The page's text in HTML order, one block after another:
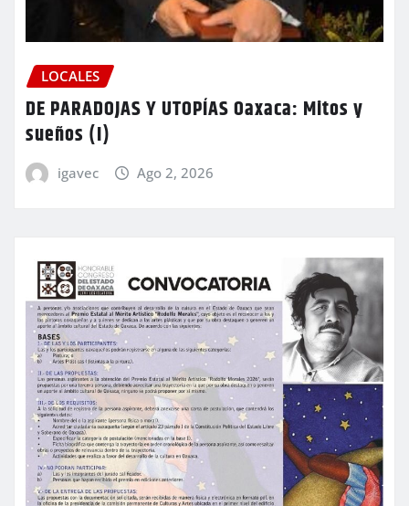
LOCALES
DE PARADOJAS Y UTOPÍAS Oaxaca: Mitos y
sueños (I)
igavec Ago 2, 2026